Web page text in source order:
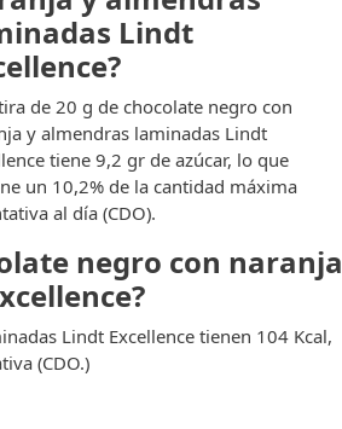
Lindt
de 20 g de chocolate negro con
y almendras laminadas Lindt
tiene 9,2 gr de azúcar, lo que
un 10,2% de la cantidad máxima
al día (CDO).
negro con naranja
Lindt Excellence tienen 104 Kcal,
(CDO.)